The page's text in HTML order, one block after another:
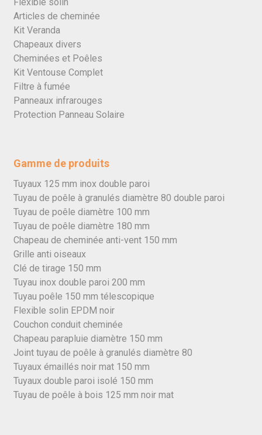
Articles de cheminée
Kit Veranda
Chapeaux divers
Cheminées et Poêles
Kit Ventouse Complet
Filtre à fumée
Panneaux infrarouges
Protection Panneau Solaire
Gamme de produits
Tuyaux 125 mm inox double paroi
Tuyau de poêle à granulés diamètre 80 double paroi
Tuyau de poêle diamètre 100 mm
Tuyau de poêle diamètre 180 mm
Chapeau de cheminée anti-vent 150 mm
Grille anti oiseaux
Clé de tirage 150 mm
Tuyau inox double paroi 200 mm
Tuyau poêle 150 mm télescopique
Flexible solin EPDM noir
Couchon conduit cheminée
Chapeau parapluie diamètre 150 mm
Joint tuyau de poêle à granulés diamètre 80
Tuyaux émaillés noir mat 150 mm
Tuyaux double paroi isolé 150 mm
Tuyau de poêle à bois 125 mm noir mat